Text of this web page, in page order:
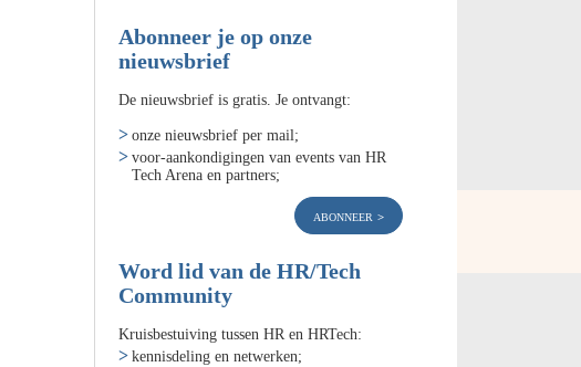
Abonneer je op onze
nieuwsbrief
De nieuwsbrief is gratis. Je ontvangt:
onze nieuwsbrief per mail;
voor-aankondigingen van events van HR
Tech Arena en partners;
abonneer
Word lid van de HR/Tech
Community
Kruisbestuiving tussen HR en HRTech:
kennisdeling en netwerken;